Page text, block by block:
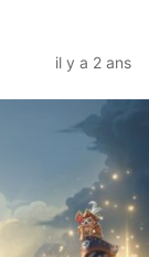
il y a 2 ans